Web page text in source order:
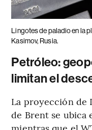
Lingotes de paladio en la
Kasimov, Rusia.
Petróleo:
limitan el
La proyección de
de Brent se ubica